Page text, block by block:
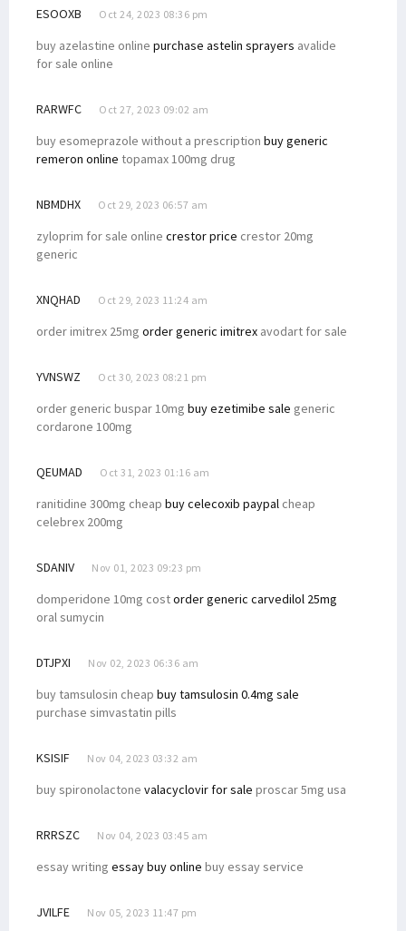
ESOOXB Oct 24, 2023 08:36 pm
buy azelastine online purchase astelin sprayers avalide
for sale online
RARWFC Oct 27, 2023 09:02 am
buy esomeprazole without a prescription buy generic
remeron online topamax 100mg drug
NBMDHX Oct 29, 2023 06:57 am
zyloprim for sale online crestor price crestor 20mg
generic
XNQHAD Oct 29, 2023 11:24 am
order imitrex 25mg order generic imitrex avodart for sale
YVNSWZ Oct 30, 2023 08:21 pm
order generic buspar 10mg buy ezetimibe sale generic
cordarone 100mg
QEUMAD Oct 31, 2023 01:16 am
ranitidine 300mg cheap buy celecoxib paypal cheap
celebrex 200mg
SDANIV Nov 01, 2023 09:23 pm
domperidone 10mg costorder generic carvedilol 25mg
oral sumycin
DTJPXI Nov 02, 2023 06:36 am
buy tamsulosin cheap buy tamsulosin 0.4mg sale
purchase simvastatin pills
KSISIF Nov 04, 2023 03:32 am
buy spironolactone valacyclovir for sale proscar 5mg usa
RRRSZC Nov 04, 2023 03:45 am
essay writing essay buy online buy essay service
JVILFE Nov 05, 2023 11:47 pm